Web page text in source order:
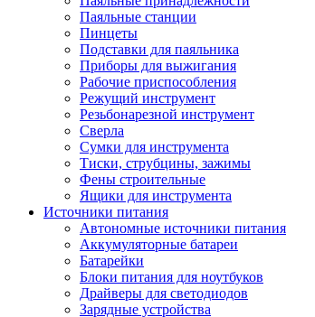
Паяльные станции
Пинцеты
Подставки для паяльника
Приборы для выжигания
Рабочие приспособления
Режущий инструмент
Резьбонарезной инструмент
Сверла
Сумки для инструмента
Тиски, струбцины, зажимы
Фены строительные
Ящики для инструмента
Источники питания
Автономные источники питания
Аккумуляторные батареи
Батарейки
Блоки питания для ноутбуков
Драйверы для светодиодов
Зарядные устройства